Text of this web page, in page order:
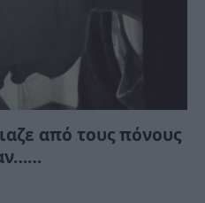
από τους πόνους